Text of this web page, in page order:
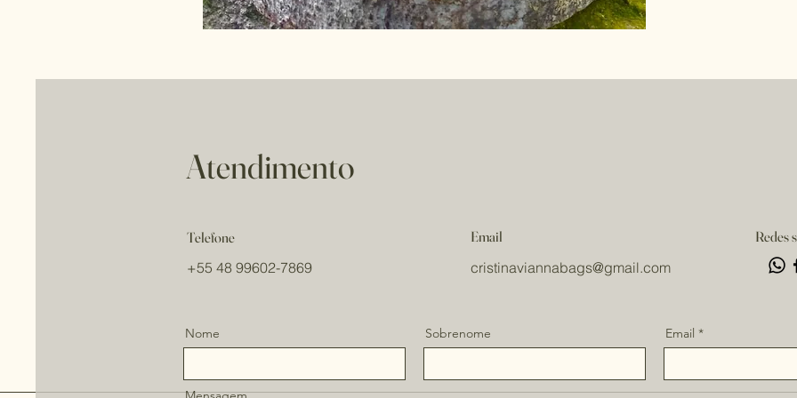
Atendimento
Telefone
+55 48 99602-7869
Email
cristinaviannabags@gmail.com
Redes
Nome Sobrenome Email